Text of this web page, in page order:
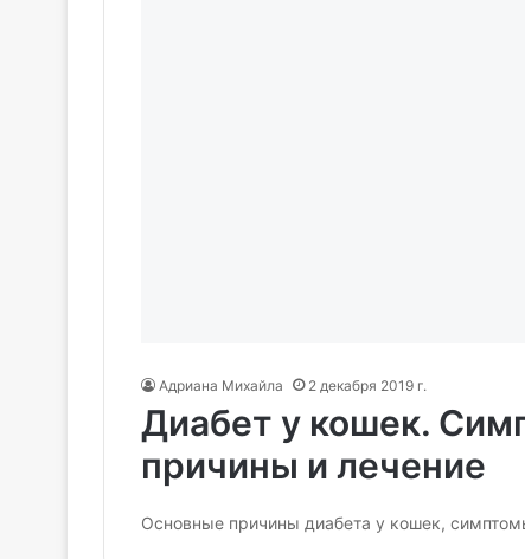
Адриана Михайла 2 декабря 2019 г.
Диабет у кошек.
причины и лечение
Основные причины диабета у кошек,